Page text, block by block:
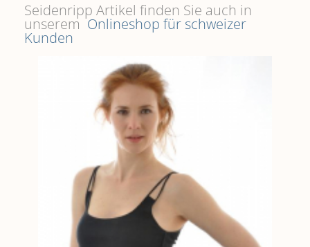
Seidenripp Artikel finden Sie auch in
unserem Onlineshop für schweizer
Kunden